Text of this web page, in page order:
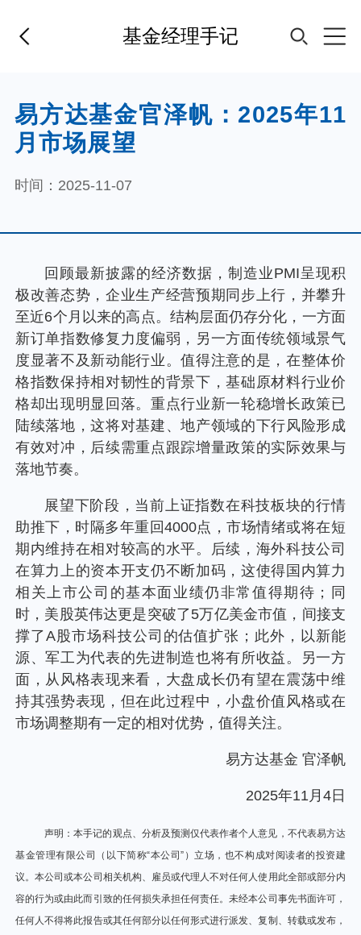
基金经理手记
首页
基金经理
FOF
个人养老金
投资顾问
关于我们
我的账户
客服中心
English
易方达基金官泽帆：2025年11
月市场展望
时间：2025-11-07
回顾最新披露的经济数据，制造业PMI呈现积
极改善态势，企业生产经营预期同步上行，并攀升
至近6个月以来的高点。结构层面仍存分化，一方面
新订单指数修复力度偏弱，另一方面传统领域景气
度显著不及新动能行业。值得注意的是，在整体价
格指数保持相对韧性的背景下，基础原材料行业价
格却出现明显回落。重点行业新一轮稳增长政策已
陆续落地，这将对基建、地产领域的下行风险形成
有效对冲，后续需重点跟踪增量政策的实际效果与
落地节奏。
展望下阶段，当前上证指数在科技板块的行情
助推下，时隔多年重回4000点，市场情绪或将在短
期内维持在相对较高的水平。后续，海外科技公司
在算力上的资本开支仍不断加码，这使得国内算力
相关上市公司的基本面业绩仍非常值得期待；同
时，美股英伟达更是突破了5万亿美金市值，间接支
撑了A股市场科技公司的估值扩张；此外，以新能
源、军工为代表的先进制造也将有所收益。另一方
面，从风格表现来看，大盘成长仍有望在震荡中维
持其强势表现，但在此过程中，小盘价值风格或在
市场调整期有一定的相对优势，值得关注。
易方达基金 官泽帆
2025年11月4日
声明：本手记的观点、分析及预测仅代表作者个人意见，不代表易方达
基金管理有限公司（以下简称“本公司”）立场，也不构成对阅读者的投资建
议。本公司或本公司相关机构、雇员或代理人不对任何人使用此全部或部分内
容的行为或由此而引致的任何损失承担任何责任。未经本公司事先书面许可，
任何人不得将此报告或其任何部分以任何形式进行派发、复制、转载或发布，